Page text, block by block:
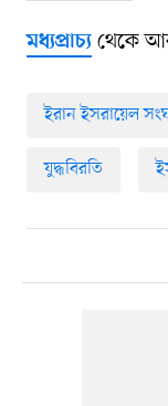
মধ্যপ্রাচ্যথেকে
ইরান ইসরায়েল
যুদ্ধবিরতি